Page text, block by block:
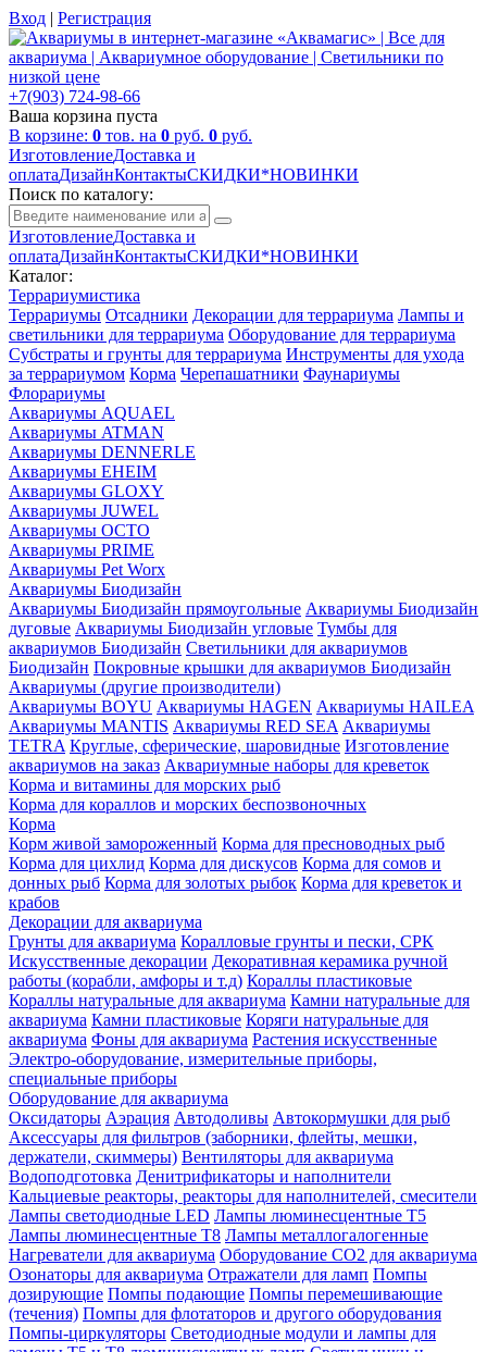
Вход | Регистрация
+7(903) 724-98-66
Ваша корзина пуста
В корзине: 0 тов. на 0 руб. 0 руб.
ИзготовлениеДоставка и
оплатаДизайнКонтактыСКИДКИ*НОВИНКИ
Поиск по каталогу:
ИзготовлениеДоставка и
оплатаДизайнКонтактыСКИДКИ*НОВИНКИ
Каталог:
Террариумистика
Террариумы Отсадники Декорации для террариума Лампы и
светильники для террариума Оборудование для террариума
Субстраты и грунты для террариума Инструменты для ухода
за террариумом Корма Черепашатники Фаунариумы
Флорариумы
Аквариумы AQUAEL
Аквариумы ATMAN
Аквариумы DENNERLE
Аквариумы EHEIM
Аквариумы GLOXY
Аквариумы JUWEL
Аквариумы OCTO
Аквариумы PRIME
Аквариумы Pet Worx
Аквариумы Биодизайн
Аквариумы Биодизайн прямоугольные Аквариумы Биодизайн
дуговые Аквариумы Биодизайн угловые Тумбы для
аквариумов Биодизайн Светильники для аквариумов
Биодизайн Покровные крышки для аквариумов Биодизайн
Аквариумы (другие производители)
Аквариумы BOYU Аквариумы HAGEN Аквариумы HAILEA
Аквариумы MANTIS Аквариумы RED SEA Аквариумы
TETRA Круглые, сферические, шаровидные Изготовление
аквариумов на заказ Аквариумные наборы для креветок
Корма и витамины для морских рыб
Корма для кораллов и морских беспозвоночных
Корма
Корм живой замороженный Корма для пресноводных рыб
Корма для цихлид Корма для дискусов Корма для сомов и
донных рыб Корма для золотых рыбок Корма для креветок и
крабов
Декорации для аквариума
Грунты для аквариума Коралловые грунты и пески, СРК
Искусственные декорации Декоративная керамика ручной
работы (корабли, амфоры и т.д) Кораллы пластиковые
Кораллы натуральные для аквариума Камни натуральные для
аквариума Камни пластиковые Коряги натуральные для
аквариума Фоны для аквариума Растения искусственные
Электро-оборудование, измерительные приборы,
специальные приборы
Оборудование для аквариума
Оксидаторы Аэрация Автодоливы Автокормушки для рыб
Аксессуары для фильтров (заборники, флейты, мешки,
держатели, скиммеры) Вентиляторы для аквариума
Водоподготовка Денитрификаторы и наполнители
Кальциевые реакторы, реакторы для наполнителей, смесители
Лампы светодиодные LED Лампы люминесцентные Т5
Лампы люминесцентные Т8 Лампы металлогалогенные
Нагреватели для аквариума Оборудование CO2 для аквариума
Озонаторы для аквариума Отражатели для ламп Помпы
дозирующие Помпы подающие Помпы перемешивающие
(течения) Помпы для флотаторов и другого оборудования
Помпы-циркуляторы Светодиодные модули и лампы для